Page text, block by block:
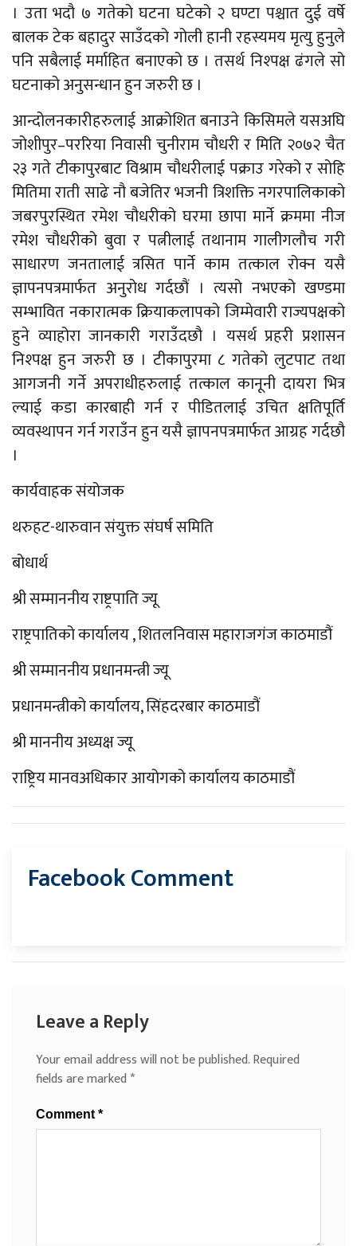
। उता भदौ ७ गतेको घटना घटेको २ घण्टा पश्चात दुई वर्षे
बालक टेक बहादुर साउँदको गोली हानी रहस्यमय मृत्यु हुनुले
पनि सबैलाई मर्माहित बनाएको छ । तसर्थ निश्पक्ष ढंगले सो
घटनाको अनुसन्धान हुन जरुरी छ ।
आन्दोलनकारीहरुलाई आक्रोशित बनाउने किसिमले यसअघि
जोशीपुर–पररिया निवासी चुनीराम चौधरी र मिति २०७२ चैत
२३ गते टीकापुरबाट विश्राम चौधरीलाई पक्राउ गरेको र सोहि
मितिमा राती साढे नौ बजेतिर भजनी त्रिशक्ति नगरपालिकाको
जबरपुरस्थित रमेश चौधरीको घरमा छापा मार्ने क्रममा नीज
रमेश चौधरीको बुवा र पत्नीलाई तथानाम गालीगलौच गरी
साधारण जनतालाई त्रसित पार्ने काम तत्काल रोक्न यसै
ज्ञापनपत्रमार्फत अनुरोध गर्दछौं । त्यसो नभएको खण्डमा
सम्भावित नकारात्मक क्रियाकलापको जिम्मेवारी राज्यपक्षको
हुने व्याहोरा जानकारी गराउँदछौ । यसर्थ प्रहरी प्रशासन
निश्पक्ष हुन जरुरी छ । टीकापुरमा ८ गतेको लुटपाट तथा
आगजनी गर्ने अपराधीहरुलाई तत्काल कानूनी दायरा भित्र
ल्याई कडा कारबाही गर्न र पीडितलाई उचित क्षतिपूर्ति
व्यवस्थापन गर्न गराउँन हुन यसै ज्ञापनपत्रमार्फत आग्रह गर्दछौ
।
कार्यवाहक संयोजक
थरुहट-थारुवान संयुक्त संघर्ष समिति
बोधार्थ
श्री सम्माननीय राष्ट्रपाति ज्यू
राष्ट्रपातिको कार्यालय , शितलनिवास महाराजगंज काठमाडौं
श्री सम्माननीय प्रधानमन्त्री ज्यू
प्रधानमन्त्रीको कार्यालय, सिंहदरबार काठमाडौं
श्री माननीय अध्यक्ष ज्यू
राष्ट्रिय मानवअधिकार आयोगको कार्यालय काठमाडौं
Facebook Comment
Leave a Reply
Your email address will not be published.Required
fields are marked*
Comment *